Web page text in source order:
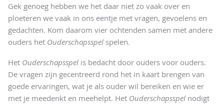
Gek genoeg hebben we het daar niet zo vaak over en
ploeteren we vaak in ons eentje met vragen, gevoelens en
gedachten. Kom daarom vier ochtenden samen met andere
ouders het Ouderschapsspel spelen.
Het Ouderschapsspel is bedacht door ouders voor ouders.
De vragen zijn gecentreerd rond het in kaart brengen van
goede ervaringen, wat je als ouder wil bereiken en wie er
met je meedenkt en meehelpt. Het Ouderschapsspel nodigt